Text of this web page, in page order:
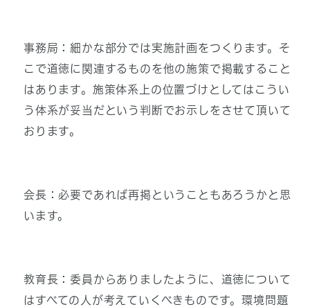
事務局：細かな部分では実施計画をつくります。そ
こで道徳に関連するものを他の施策で掲載すること
はあります。施策体系上の位置づけとしてはこうい
う体系が妥当だという判断でお示しをさせて頂いて
おります。
会長：必要であれば再掲ということもあろうかと思
います。
教育長：委員からありましたように、道徳について
はすべての人が考えていくべきものです。環境問題